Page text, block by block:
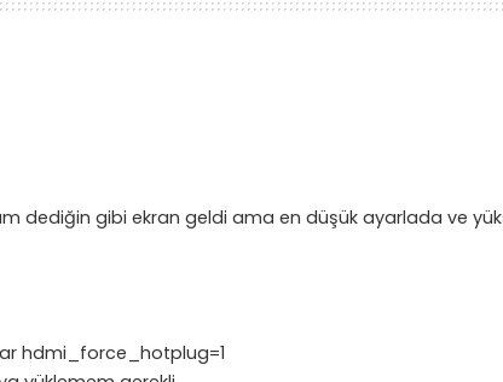
dediğin gibi ekran geldi ama en düşük ayarlada ve
hdmi_force_hotplug=1